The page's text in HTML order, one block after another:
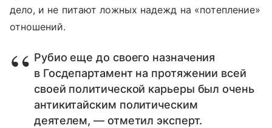
дело, и не питают ложных надежд на «потепление»
отношений.
Рубио еще до своего назначения
в Госдепартамент на протяжении всей
своей политической карьеры был очень
антикитайским политическим
деятелем, — отметил эксперт.